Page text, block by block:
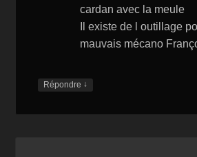
Li
st
cardan avec la meule
Il existe de l outillage
mauvais mécano
Répondre ↓